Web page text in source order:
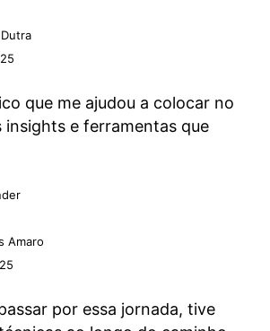
que me ajudou a colocar no
insights e ferramentas que
Amaro
por essa jornada, tive